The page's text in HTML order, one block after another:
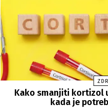
Kako smanjiti kortizol
kada je